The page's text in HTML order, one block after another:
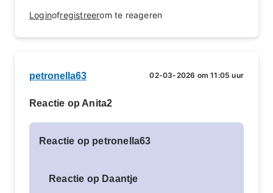
Loginofregistreerom te reageren
petronella63 02-03-2026 om 11:05 uur
Reactie op Anita2
Reactie op petronella63
Reactie op Daantje